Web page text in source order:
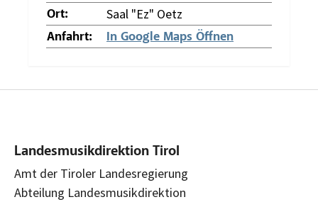
Ort:
Saal "Ez" Oetz
Anfahrt: In Google Maps Öffnen
Landesmusikdirektion Tirol
Amt der Tiroler Landesregierung
Abteilung Landesmusikdirektion